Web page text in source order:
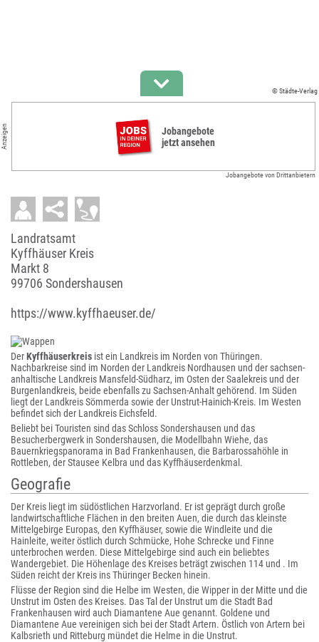
© Städte-Verlag
Anzeigen
Jobangebote
jetzt ansehen
Jobangebote von Drittanbietern
Landratsamt
Kyffhäuser Kreis
Markt 8
99706 Sondershausen
https://www.kyffhaeuser.de/
DerKyffhäuserkreis ist ein Landkreis im Norden von Thüringen.
Nachbarkreise sind im Norden der Landkreis Nordhausen und der sachsen-
anhaltische Landkreis Mansfeld-Südharz, im Osten der Saalekreis und der
Burgenlandkreis, beide ebenfalls zu Sachsen-Anhalt gehörend. Im Süden
liegt der Landkreis Sömmerda sowie der Unstrut-Hainich-Kreis. Im Westen
befindet sich der Landkreis Eichsfeld.
Beliebt bei Touristen sind das Schloss Sondershausen und das
Besucherbergwerk in Sondershausen, die Modellbahn Wiehe, das
Bauernkriegspanorama in Bad Frankenhausen, die Barbarossahöhle in
Rottleben, der Stausee Kelbra und das Kyffhäuserdenkmal.
Geografie
Der Kreis liegt im südöstlichen Harzvorland. Er ist geprägt durch große
landwirtschaftliche Flächen in den breiten Auen, die durch das kleinste
Mittelgebirge Europas, den Kyffhäuser, sowie die Windleite und die
Hainleite, weiter östlich durch Schmücke, Hohe Schrecke und Finne
unterbrochen werden. Diese Mittelgebirge sind auch ein beliebtes
Wandergebiet. Die Höhenlage des Kreises beträgt zwischen 114 und . Im
Süden reicht der Kreis ins Thüringer Becken hinein.
Flüsse der Region sind die Helbe im Westen, die Wipper in der Mitte und die
Unstrut im Osten des Kreises. Das Tal der Unstrut um die Stadt Bad
Frankenhausen wird auch Diamantene Aue genannt. Goldene und
Diamantene Aue vereinigen sich bei der Stadt Artern. Östlich von Artern bei
Kalbsrieth und Ritteburg mündet die Helme in die Unstrut.